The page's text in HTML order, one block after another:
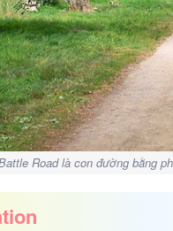
Road là con đường bằng